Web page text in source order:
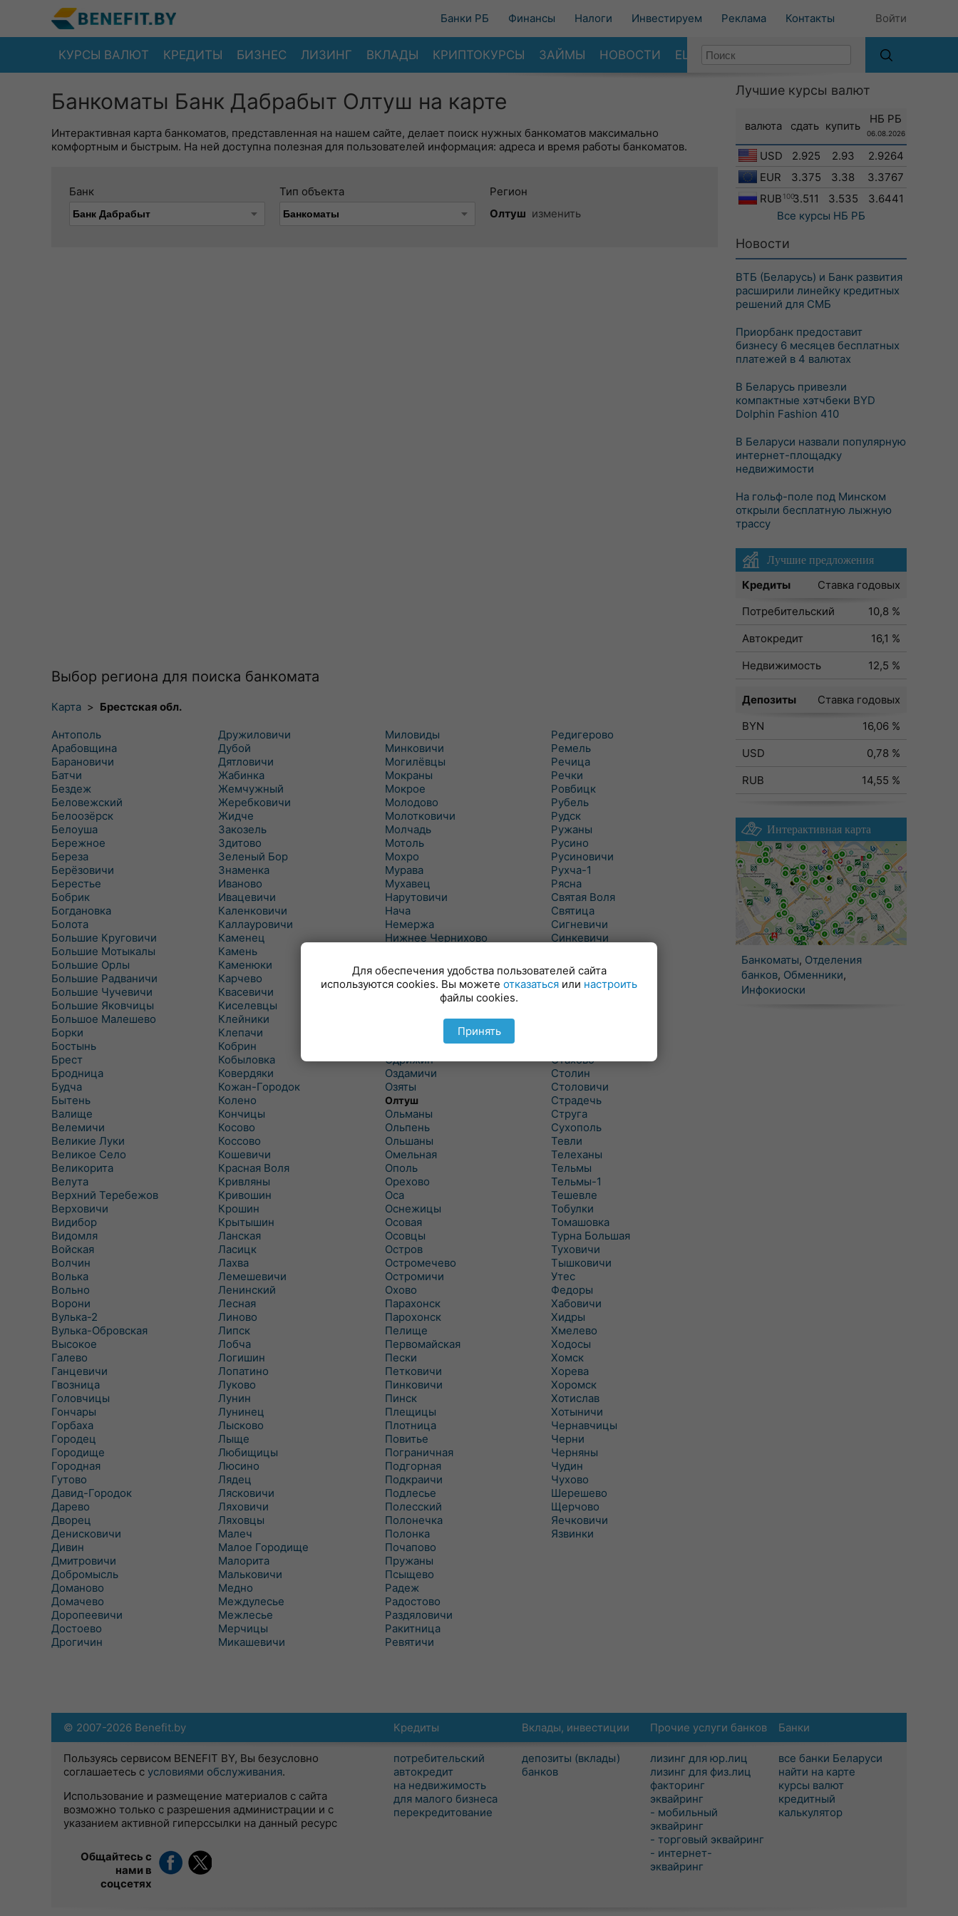
Банки РБ Финансы Налоги Инвестируем Реклама Контакты Войти
КУРСЫ ВАЛЮТ КРЕДИТЫ БИЗНЕС ЛИЗИНГ ВКЛАДЫ КРИПТОКУРСЫ ЗАЙМЫ НОВОСТИ ЕЩЕ
Банкоматы Банк Дабрабыт Олтуш на карте
Интерактивная карта банкоматов, представленная на нашем сайте, делает поиск нужных банкоматов максимально
комфортным и быстрым. На ней доступна полезная для пользователей информация: адреса и время работы банкоматов.
Банк Тип объекта
Регион
Олтуш изменить
Выбор региона для поиска банкомата
Карта > Брестская обл.
Антополь
Арабовщина
Барановичи
Батчи
Бездеж
Беловежский
Белоозёрск
Белоуша
Бережное
Береза
Берёзовичи
Берестье
Бобрик
Богдановка
Болота
Большие Круговичи
Большие Мотыкалы
Большие Орлы
Большие Радваничи
Большие Чучевичи
Большие Яковчицы
Большое Малешево
Борки
Бостынь
Брест
Бродница
Будча
Бытень
Валище
Велемичи
Великие Луки
Великое Село
Великорита
Велута
Верхний Теребежов
Верховичи
Видибор
Видомля
Войская
Волчин
Волька
Вольно
Ворони
Вулька-2
Вулька-Обровская
Высокое
Галево
Ганцевичи
Гвозница
Головчицы
Гончары
Горбаха
Городец
Городище
Городная
Гутово
Давид-Городок
Дарево
Дворец
Денисковичи
Дивин
Дмитровичи
Добромысль
Доманово
Домачево
Доропеевичи
Достоево
Дрогичин
Дружиловичи
Дубой
Дятловичи
Жабинка
Жемчужный
Жеребковичи
Жидче
Закозель
Здитово
Зеленый Бор
Знаменка
Иваново
Ивацевичи
Каленковичи
Каллауровичи
Каменец
Камень
Каменюки
Карчево
Квасевичи
Киселевцы
Клейники
Клепачи
Кобрин
Кобыловка
Ковердяки
Кожан-Городок
Колено
Кончицы
Косово
Коссово
Кошевичи
Красная Воля
Кривляны
Кривошин
Крошин
Крытышин
Ланская
Ласицк
Лахва
Лемешевичи
Ленинский
Лесная
Линово
Липск
Лобча
Логишин
Лопатино
Луково
Лунин
Лунинец
Лысково
Лыще
Любищицы
Люсино
Лядец
Лясковичи
Ляховичи
Ляховцы
Малеч
Малое Городище
Малорита
Мальковичи
Медно
Междулесье
Межлесье
Мерчицы
Микашевичи
Миловиды
Минковичи
Могилёвцы
Мокраны
Мокрое
Молодово
Молотковичи
Молчадь
Мотоль
Мохро
Мурава
Мухавец
Нарутовичи
Нача
Немержа
Нижнее Чернихово
Новицковичи
Новоселки
Новые Засимовичи
Новые Лыщицы
Оберовщина
Одрижин
Оздамичи
Озяты
Олтуш
Ольманы
Ольпень
Ольшаны
Омельная
Ополь
Орехово
Оса
Оснежицы
Осовая
Осовцы
Остров
Остромечево
Остромичи
Охово
Парахонск
Парохонск
Пелище
Первомайская
Пески
Петковичи
Пинковичи
Пинск
Плещицы
Плотница
Повитье
Пограничная
Подгорная
Подкраичи
Подлесье
Полесский
Полонечка
Полонка
Почапово
Пружаны
Псыщево
Радеж
Радостово
Раздяловичи
Ракитница
Ревятичи
Редигерово
Ремель
Речица
Речки
Ровбицк
Рубель
Рудск
Ружаны
Русино
Русиновичи
Рухча-1
Рясна
Святая Воля
Святица
Сигневичи
Синкевичи
Снитово
Соколово
Сочивки
Стахово
Столин
Столовичи
Страдечь
Струга
Сухополь
Тевли
Телеханы
Тельмы
Тельмы-1
Тешевле
Тобулки
Томашовка
Турна Большая
Туховичи
Тышковичи
Утес
Федоры
Хабовичи
Хидры
Хмелево
Ходосы
Хомск
Хорева
Хоромск
Хотислав
Хотыничи
Чернавчицы
Черни
Черняны
Чудин
Чухово
Шерешево
Щерчово
Яечковичи
Язвинки
Лучшие курсы валют
валюта сдать купить
НБ РБ
06.08.2026
USD 2.925 2.93
2.9264
EUR
3.375 3.38
3.3767
RUB 1003.511 3.535
3.6441
Все курсы НБ РБ
Новости
ВТБ (Беларусь) и Банк развития
расширили линейку кредитных
решений для СМБ
Приорбанк предоставит
бизнесу 6 месяцев бесплатных
платежей в 4 валютах
В Беларусь привезли
компактные хэтчбеки BYD
Dolphin Fashion 410
В Беларуси назвали популярную
интернет-площадку
недвижимости
На гольф-поле под Минском
открыли бесплатную лыжную
трассу
Лучшие предложения
Кредиты
Ставка годовых
Потребительский
10,8 %
Автокредит
16,1 %
Недвижимость
12,5 %
Депозиты
Ставка годовых
BYN
16,06 %
USD
0,78 %
RUB
14,55 %
Интерактивная карта
Банкоматы, Отделения
банков, Обменники,
Инфокиоски
Кредиты
потребительский
автокредит
на недвижимость
для малого бизнеса
перекредитование
Вклады, инвестиции
депозиты (вклады)
банков
Прочие услуги банков
лизинг для юр.лиц
лизинг для физ.лиц
факторинг
эквайринг
- мобильный
эквайринг
- торговый эквайринг
- интернет-
эквайринг
Банки
все банки Беларуси
найти на карте
курсы валют
кредитный
калькулятор
© 2007-2026 Benefit.by
Пользуясь сервисом BENEFIT BY, Вы безусловно
соглашаетесь с условиями обслуживания.
Использование и размещение материалов с сайта
возможно только с разрешения администрации и с
указанием активной гиперссылки на данный ресурс
Общайтесь с
нами в
соцсетях
Для обеспечения удобства пользователей сайта
используются cookies. Вы можете отказаться или настроить
файлы cookies.
Принять